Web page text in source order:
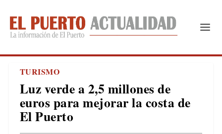
TURISMO
Luz verde a 2,5 millones de
euros para mejorar la costa de
El Puerto